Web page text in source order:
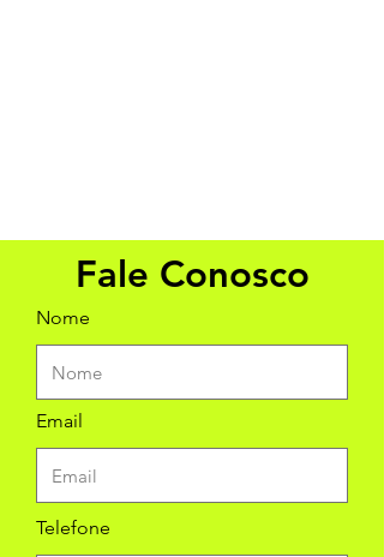
Fale Conosco
Nome
Email
Telefone